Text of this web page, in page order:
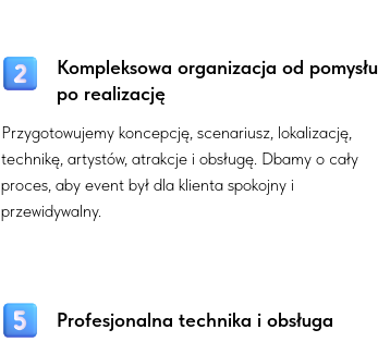
Kompleksowa organizacja od pomysłu
po realizację
Przygotowujemy koncepcję, scenariusz, lokalizację,
technikę, artystów, atrakcje i obsługę. Dbamy o cały
proces, aby event był dla klienta spokojny i
przewidywalny.
Profesjonalna technika i obsługa